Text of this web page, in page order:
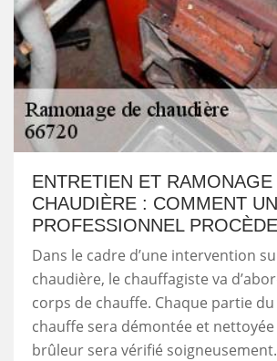
ENTRETIEN ET RAMONAGE
CHAUDIÈRE : COMMENT UN
PROFESSIONNEL
Dans le cadre d’une intervention
chaudière, le chauffagiste va
corps de chauffe. Chaque partie
chauffe sera démontée et nettoyée
brûleur sera vérifié